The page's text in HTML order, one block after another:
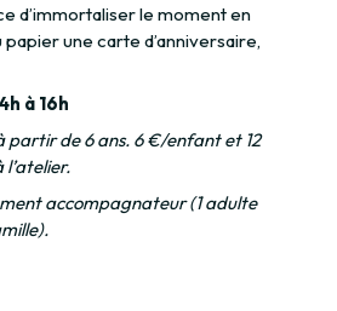
d’immortaliser le moment en
une carte d’anniversaire,
à 16h
partir de 6 ans. 6 €/enfant et 12
accompagnateur (1 adulte